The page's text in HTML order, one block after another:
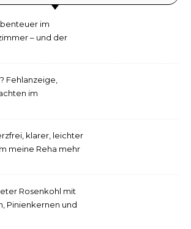
im
– und der
Fehlanzeige,
im
klarer, leichter
meine Reha mehr
Rosenkohl mit
Pinienkernen und